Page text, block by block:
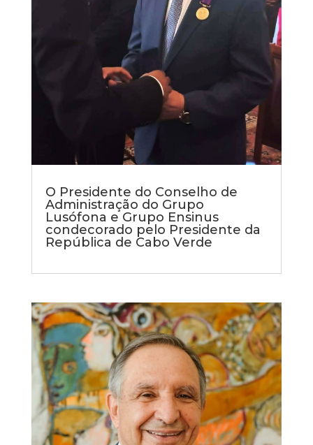
O Presidente do Conselho de
Administração do Grupo
Lusófona e Grupo Ensinus
condecorado pelo Presidente da
República de Cabo Verde